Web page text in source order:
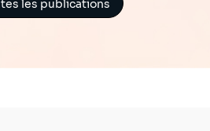
les publications